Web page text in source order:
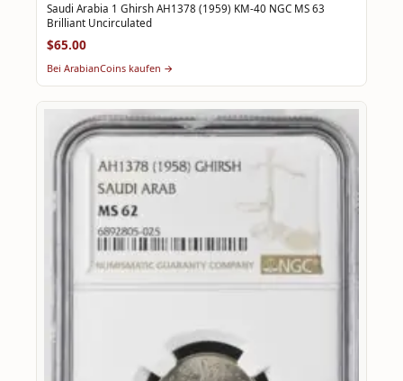
Saudi Arabia 1 Ghirsh AH1378 (1959) KM-40 NGC MS 63
Brilliant Uncirculated
$65.00
Bei ArabianCoins kaufen →